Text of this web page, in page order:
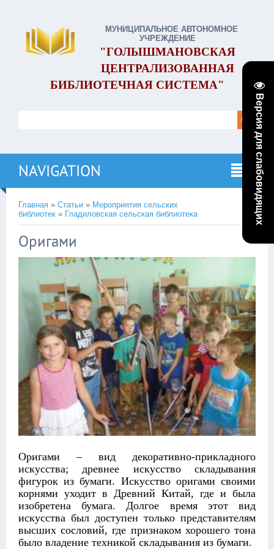
Версия для слабовидящих
МУНИЦИПАЛЬНОЕ АВТОНОМНОЕ
УЧРЕЖДЕНИЕ
"ГОЛЫШМАНОВСКАЯ
ЦЕНТРАЛИЗОВАННАЯ
БИБЛИОТЕЧНАЯ СИСТЕМА"
NAVIGATION
Главная » Статьи » Мероприятия сельских
библиотек » Гладиловская сельская библиотека
Оригами
Оригами – вид декоративно-прикладного
искусства; древнее искусство складывания
фигурок из бумаги. Искусство оригами своими
корнями уходит в Древний Китай, где и была
изобретена бумага. Долгое время этот вид
искусства был доступен только представителям
высших сословий, где признаком хорошего тона
было владение техникой складывания из бумаги.